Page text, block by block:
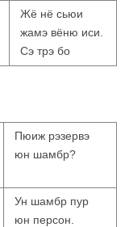
Жё нё сьюи
жамэ вёню иси.
Сэ трэ бо
Пюиж рэзервэ
юн шамбр?
Ун шамбр пур
юн персон.